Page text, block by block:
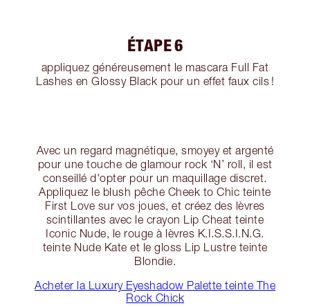
ÉTAPE 6
appliquez généreusement le mascara Full Fat
Lashes en Glossy Black pour un effet faux cils !
Avec un regard magnétique, smoyey et argenté
pour une touche de glamour rock ‘N’ roll, il est
conseillé d'opter pour un maquillage discret.
Appliquez le blush pêche Cheek to Chic teinte
First Love sur vos joues, et créez des lèvres
scintillantes avec le crayon Lip Cheat teinte
Iconic Nude, le rouge à lèvres K.I.S.S.I.N.G.
teinte Nude Kate et le gloss Lip Lustre teinte
Blondie.
Acheter la Luxury Eyeshadow Palette teinte The
Rock Chick